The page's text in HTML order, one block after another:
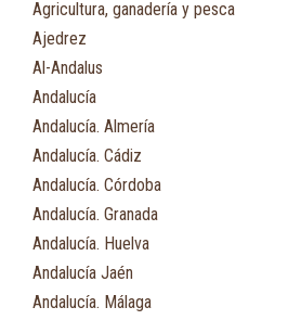
Agricultura, ganadería y pesca
Ajedrez
Al-Andalus
Andalucía
Andalucía. Almería
Andalucía. Cádiz
Andalucía. Córdoba
Andalucía. Granada
Andalucía. Huelva
Andalucía Jaén
Andalucía. Málaga